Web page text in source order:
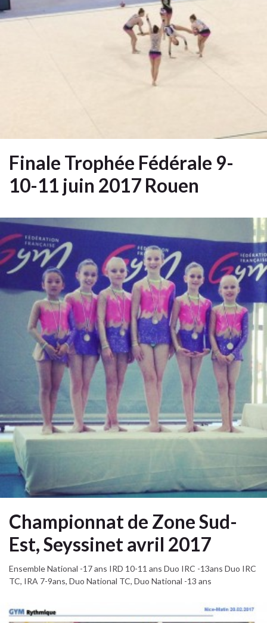
Finale Trophée Fédérale 9-
10-11 juin 2017 Rouen
Championnat de Zone Sud-
Est, Seyssinet avril 2017
Ensemble National -17 ans IRD 10-11 ans Duo IRC -13ans Duo IRC
TC, IRA 7-9ans, Duo National TC, Duo National -13 ans